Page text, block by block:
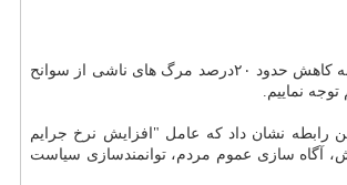
و مدیریت نماییم به كاهش حدود ۲۰درصد مرگ های ناشی از سوانح
نماییم.
رابطه نشان داد كه عامل "افزایش نرخ جرایم
آگاه سازی عموم مردم، توانمندسازی سیاست